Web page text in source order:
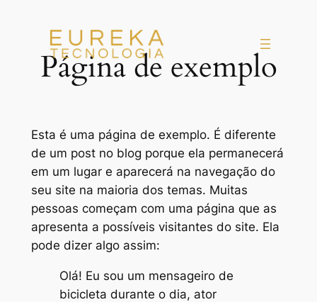
conteúdoPágina de exemplo
Esta é uma página de exemplo. É diferente
de um post no blog porque ela permanecerá
em um lugar e aparecerá na navegação do
seu site na maioria dos temas. Muitas
pessoas começam com uma página que as
apresenta a possíveis visitantes do site. Ela
pode dizer algo assim:
Olá! Eu sou um mensageiro de
bicicleta durante o dia, ator